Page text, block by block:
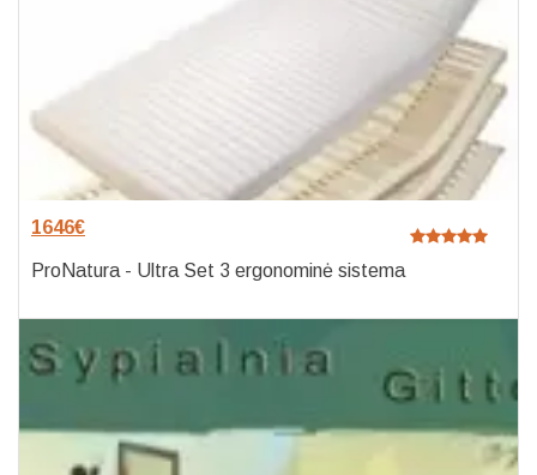
1646€
ProNatura - Ultra Set 3 ergonominė sistema